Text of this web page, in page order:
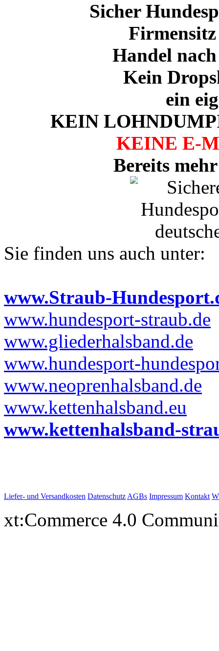
Sicher
Handel
Kein
ein
KEIN
KEINE E-
Bereits
Sie finden uns auch unter:
www.Straub-
www.hundesport-straub.de
www.gliederhalsband.de
www.hundesport-
www.neoprenhalsband.de
www.kettenhalsband.eu
www.kettenhalsband-
Liefer- und Versandkosten Datenschutz AGBs Impressum Kontakt
xt:Commerce 4.0